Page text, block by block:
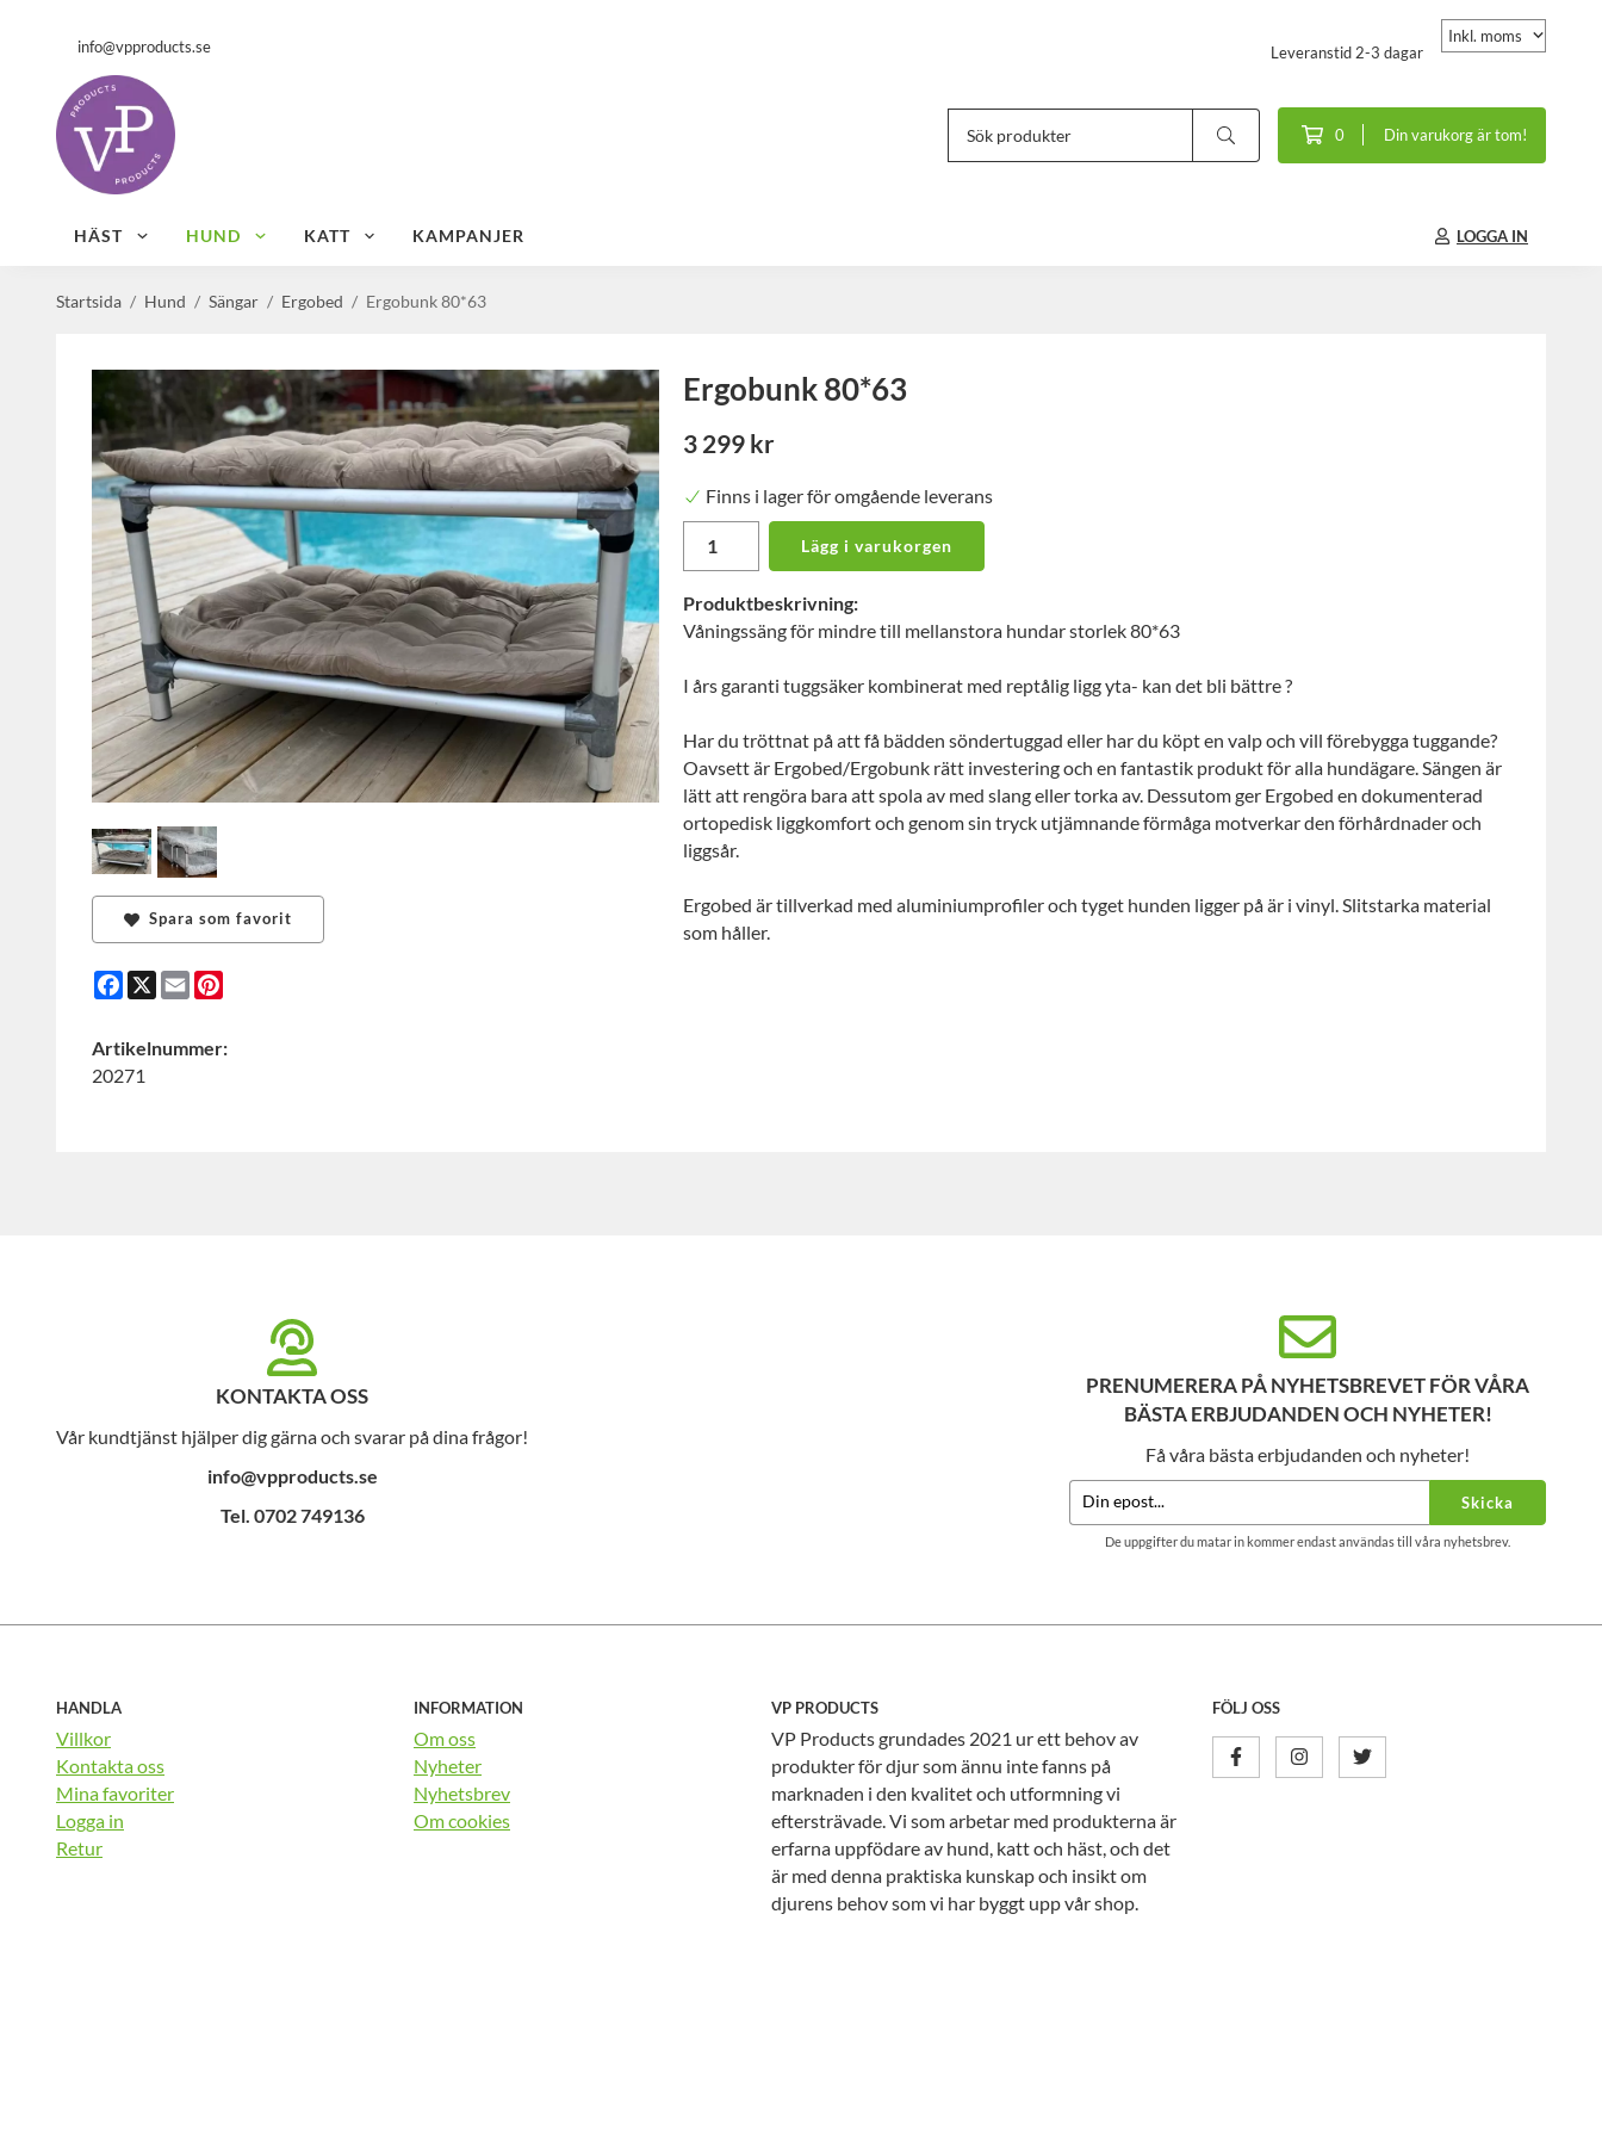
info@vpproducts.se Leveranstid 2-3 dagar
0 Din varukorg är tom!
HÄST HUND KATT KAMPANJER LOGGA IN
Startsida / Hund / Sängar / Ergobed / Ergobunk 80*63
Ergobunk 80*63
3 299 kr
Finns i lager för omgående leverans
Lägg i varukorgen
Produktbeskrivning:
Våningssäng för mindre till mellanstora hundar storlek 80*63
I års garanti tuggsäker kombinerat med reptålig ligg yta- kan det bli bättre ?
Har du tröttnat på att få bädden söndertuggad eller har du köpt en valp och vill förebygga tuggande?
Oavsett är Ergobed/Ergobunk rätt investering och en fantastik produkt för alla hundägare. Sängen är
lätt att rengöra bara att spola av med slang eller torka av. Dessutom ger Ergobed en dokumenterad
ortopedisk liggkomfort och genom sin tryck utjämnande förmåga motverkar den förhårdnader och
liggsår.
Ergobed är tillverkad med aluminiumprofiler och tyget hunden ligger på är i vinyl. Slitstarka material
som håller.
Spara som favorit
Facebook
X Email
Artikelnummer:
20271
KONTAKTA OSS
Vår kundtjänst hjälper dig gärna och svarar på dina frågor!
info@vpproducts.se
Tel. 0702 749136
PRENUMERERA PÅ NYHETSBREVET FÖR VÅRA
BÄSTA ERBJUDANDEN OCH NYHETER!
Få våra bästa erbjudanden och nyheter!
Skicka
De uppgifter du matar in kommer endast användas till våra nyhetsbrev.
HANDLA
Villkor
Kontakta oss
Mina favoriter
Logga in
Retur
INFORMATION
Om oss
Nyheter
Nyhetsbrev
Om cookies
VP PRODUCTS
VP Products grundades 2021 ur ett behov av
produkter för djur som ännu inte fanns på
marknaden i den kvalitet och utformning vi
eftersträvade. Vi som arbetar med produkterna är
erfarna uppfödare av hund, katt och häst, och det
är med denna praktiska kunskap och insikt om
djurens behov som vi har byggt upp vår shop.
FÖLJ OSS